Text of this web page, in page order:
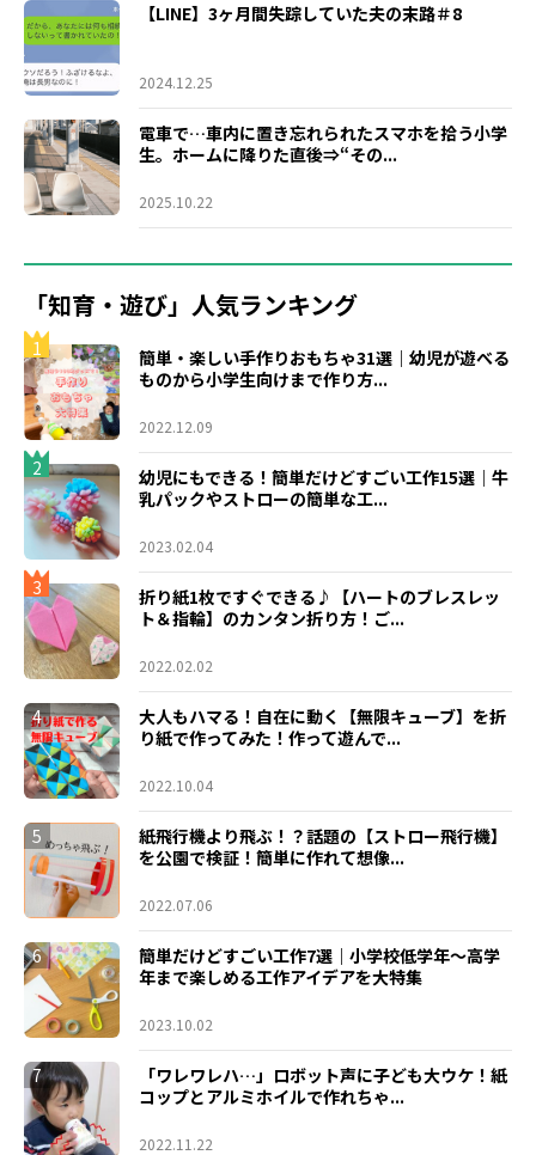
【LINE】3ヶ月間失踪していた夫の末路＃8
2024.12.25
電車で…車内に置き忘れられたスマホを拾う小学
生。ホームに降りた直後⇒“その...
2025.10.22
「知育・遊び」人気ランキング
1
簡単・楽しい手作りおもちゃ31選｜幼児が遊べる
ものから小学生向けまで作り方...
2022.12.09
2
幼児にもできる！簡単だけどすごい工作15選｜牛
乳パックやストローの簡単な工...
2023.02.04
3
折り紙1枚ですぐできる♪【ハートのブレスレッ
ト＆指輪】のカンタン折り方！ご...
2022.02.02
4
大人もハマる！自在に動く【無限キューブ】を折
り紙で作ってみた！作って遊んで...
2022.10.04
5
紙飛行機より飛ぶ！？話題の【ストロー飛行機】
を公園で検証！簡単に作れて想像...
2022.07.06
6
簡単だけどすごい工作7選｜小学校低学年〜高学
年まで楽しめる工作アイデアを大特集
2023.10.02
7
「ワレワレハ…」ロボット声に子ども大ウケ！紙
コップとアルミホイルで作れちゃ...
2022.11.22